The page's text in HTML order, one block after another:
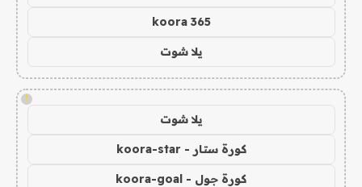
koora 365
يلا شوت
!
يلا شوت
كورة ستار - koora-star
كورة جول - koora-goal